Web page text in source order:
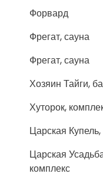
Форвард
Фрегат, сауна
Фрегат, сауна
Хозяин Тайги,
Хуторок,
Царская
Царская
комплекс